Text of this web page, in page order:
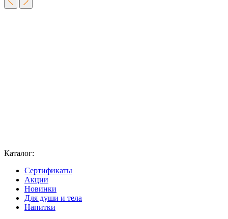
Каталог:
Сертификаты
Акции
Новинки
Для души и тела
Напитки